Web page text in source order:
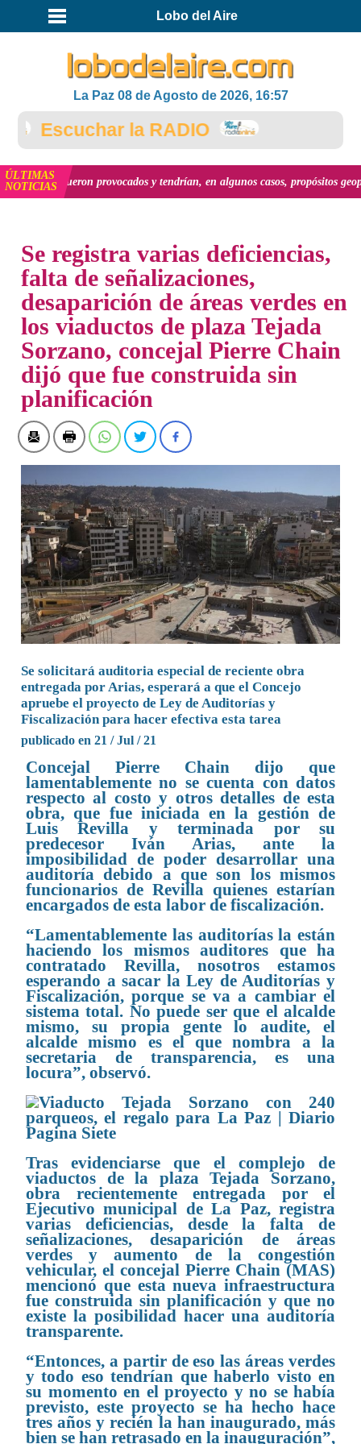
Lobo del Aire
La Paz 08 de Agosto de 2026, 16:57
Escuchar la RADIO
ÚLTIMAS
NOTICIAS
fueron provocados y tendrían, en algunos casos, propósitos
Se registra varias deficiencias,
falta de señalizaciones,
desaparición de áreas verdes en
los viaductos de plaza Tejada
Sorzano, concejal Pierre Chain
dijó que fue construida sin
planificación
Se solicitará auditoria especial de reciente obra
entregada por Arias, esperará a que el Concejo
apruebe el proyecto de Ley de Auditorías y
Fiscalización para hacer efectiva esta tarea
publicado en 21 / Jul / 21
Concejal Pierre Chain dijo que
lamentablemente no se cuenta con datos
respecto al costo y otros detalles de esta
obra, que fue iniciada en la gestión de
Luis Revilla y terminada por su
predecesor Iván Arias, ante la
imposibilidad de poder desarrollar una
auditoría debido a que son los mismos
funcionarios de Revilla quienes estarían
encargados de esta labor de fiscalización.
“Lamentablemente las auditorías la están
haciendo los mismos auditores que ha
contratado Revilla, nosotros estamos
esperando a sacar la Ley de Auditorías y
Fiscalización, porque se va a cambiar el
sistema total. No puede ser que el alcalde
mismo, su propia gente lo audite, el
alcalde mismo es el que nombra a la
secretaria de transparencia, es una
locura”, observó.
Tras evidenciarse que el complejo de
viaductos de la plaza Tejada Sorzano,
obra recientemente entregada por el
Ejecutivo municipal de La Paz, registra
varias deficiencias, desde la falta de
señalizaciones, desaparición de áreas
verdes y aumento de la congestión
vehicular, el concejal Pierre Chain (MAS)
mencionó que esta nueva infraestructura
fue construida sin planificación y que no
existe la posibilidad hacer una auditoría
transparente.
“Entonces, a partir de eso las áreas verdes
y todo eso tendrían que haberlo visto en
su momento en el proyecto y no se había
previsto, este proyecto se ha hecho hace
tres años y recién la han inaugurado, más
bien se han retrasado en la inauguración”,